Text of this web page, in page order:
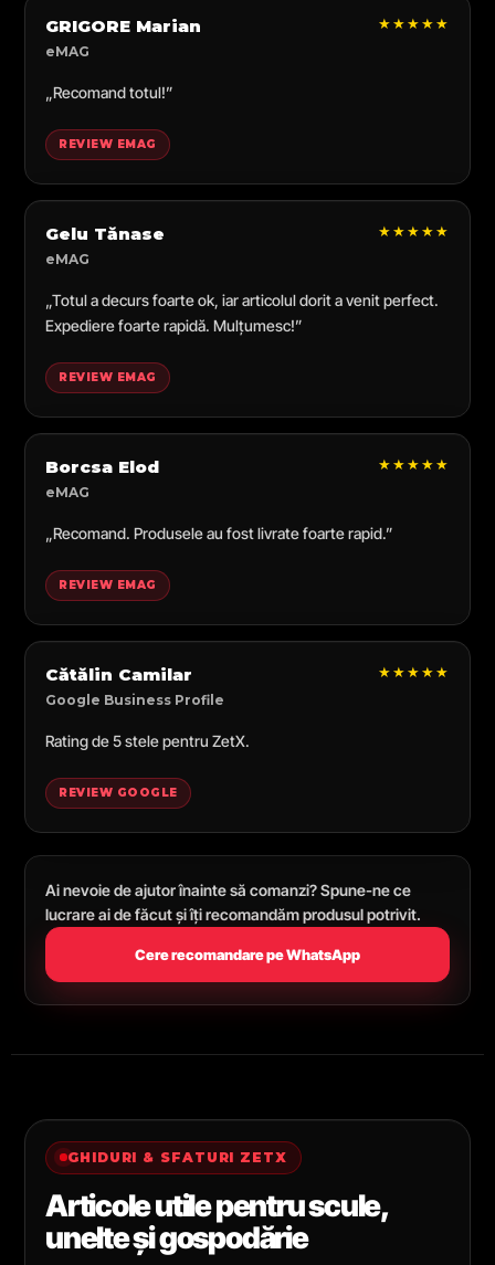
GRIGORE Marian
eMAG
★★★★★
„Recomand totul!”
REVIEW EMAG
Gelu Tănase
eMAG
★★★★★
„Totul a decurs foarte ok, iar articolul dorit a venit perfect.
Expediere foarte rapidă. Mulțumesc!”
REVIEW EMAG
Borcsa Elod
eMAG
★★★★★
„Recomand. Produsele au fost livrate foarte rapid.”
REVIEW EMAG
Cătălin Camilar
Google Business Profile
★★★★★
Rating de 5 stele pentru ZetX.
REVIEW GOOGLE
Ai nevoie de ajutor înainte să comanzi? Spune-ne ce
lucrare ai de făcut și îți recomandăm produsul potrivit.
Cere recomandare pe WhatsApp
GHIDURI & SFATURI ZETX
Articole utile pentru scule,
unelte și gospodărie